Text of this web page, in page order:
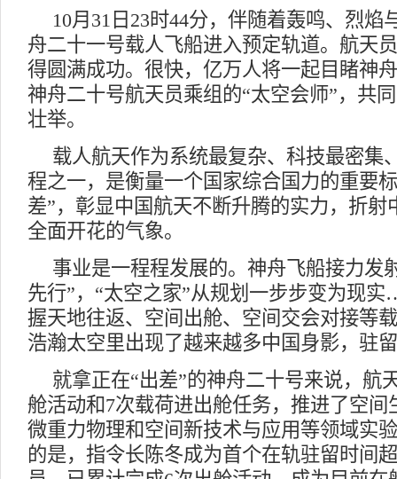
10月31日23时44分，伴随着轰鸣、烈焰
舟二十一号载人飞船进入预定轨道。航天
得圆满成功。很快，亿万人将一起目睹神
神舟二十号航天员乘组的“太空会师”，共
壮举。
载人航天作为系统最复杂、科技最密集
程之一，是衡量一个国家综合国力的重要
差”，彰显中国航天不断升腾的实力，折射
全面开花的气象。
事业是一程程发展的。神舟飞船接力发
先行”，“太空之家”从规划一步步变为现
握天地往返、空间出舱、空间交会对接等
浩瀚太空里出现了越来越多中国身影，驻
就拿正在“出差”的神舟二十号来说，航
舱活动和7次载荷进出舱任务，推进了空间
微重力物理和空间新技术与应用等领域实
的是，指令长陈冬成为首个在轨驻留时间